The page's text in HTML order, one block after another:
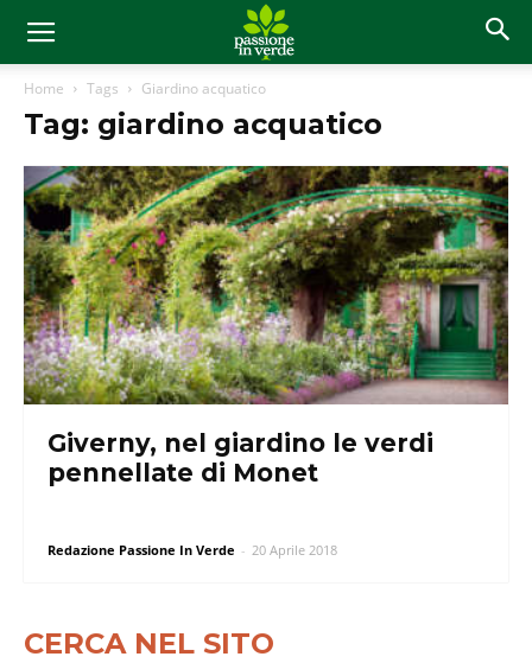
Home Tags Giardino acquatico
Tag: giardino acquatico
Giverny, nel giardino le verdi
pennellate di Monet
Redazione Passione In Verde - 20 Aprile 2018
CERCA NEL SITO